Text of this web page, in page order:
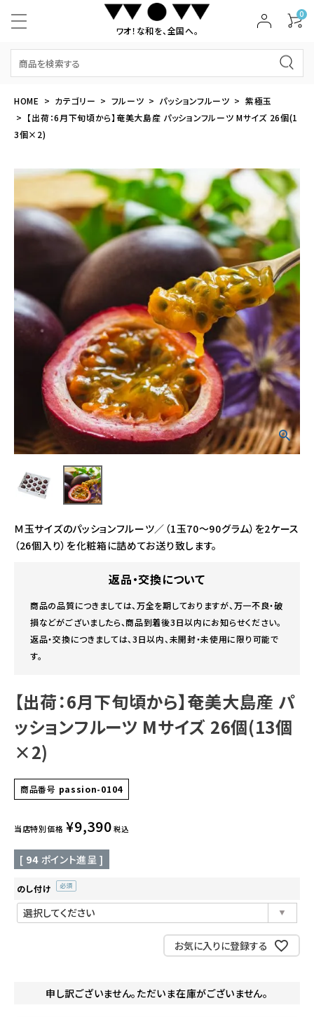
ワオ！な和を、全国へ。
0
HOME カテゴリー フルーツ パッションフルーツ
紫極玉
【出荷：6月下旬頃から】奄美大島産 パッションフルーツ Mサイズ 26個(1
3個×2)
Ｍ玉サイズのパッションフルーツ／（1玉70～90グラム）を2ケース
（26個入り）を化粧箱に詰めてお送り致します。
返品・交換について
商品の品質につきましては、万全を期しておりますが、万一不良・破
損などがございましたら、商品到着後3日以内にお知らせください。
返品・交換につきましては、3日以内、未開封・未使用に限り可能で
す。
【出荷：6月下旬頃から】奄美大島産 パ
ッションフルーツ Mサイズ 26個(13個
×2)
商品番号 passion-0104
当店特別価格 ¥9,390 税込
[ 94 ポイント進呈 ]
のし付け
須)
お気に入りに登録する
申し訳ございません。ただいま在庫がございません。